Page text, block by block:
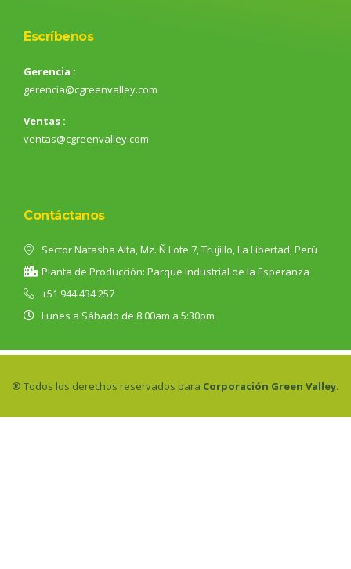
Escríbenos
Gerencia :
gerencia@cgreenvalley.com
Ventas :
ventas@cgreenvalley.com
Contáctanos
Sector Natasha Alta, Mz. Ñ Lote 7, Trujillo, La Libertad, Perú
Planta de Producción: Parque Industrial de la Esperanza
+51 944 434 257
Lunes a Sábado de 8:00am a 5:30pm
® Todos los derechos reservados para Corporación Green Valley.